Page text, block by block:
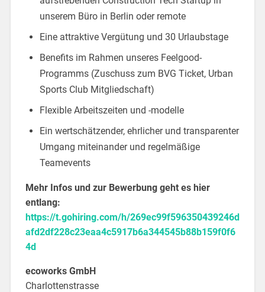
unserem Büro in Berlin oder remote
Eine attraktive Vergütung und 30 Urlaubstage
Benefits im Rahmen unseres Feelgood-
Programms (Zuschuss zum BVG Ticket, Urban
Sports Club Mitgliedschaft)
Flexible Arbeitszeiten und -modelle
Ein wertschätzender, ehrlicher und transparenter
Umgang miteinander und regelmäßige
Teamevents
Mehr Infos und zur Bewerbung geht es hier
entlang:
https://t.gohiring.com/h/269ec99f596350439246d
afd2df228c23eaa4c5917b6a344545b88b159f0f6
4d
ecoworks GmbH
Charlottenstrasse